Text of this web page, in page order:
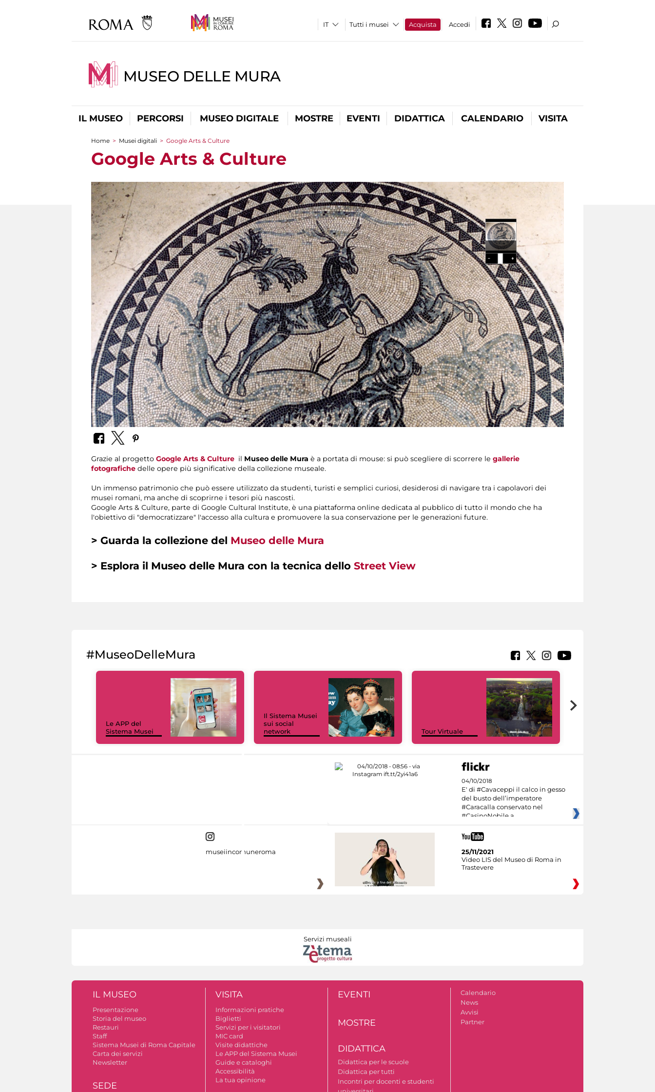
Tutti i musei Acquista Accedi
MUSEO DELLE MURA
IL MUSEO PERCORSI MUSEO DIGITALE MOSTRE EVENTI DIDATTICA CALENDARIO VISITA
Tu sei qui
Home > Musei digitali > Google Arts & Culture
Google Arts & Culture
Grazie al progetto Google Arts & Culture il Museo delle Mura è a portata di mouse: si può scegliere di scorrere le gallerie
fotografiche delle opere più significative della collezione museale.
Un immenso patrimonio che può essere utilizzato da studenti, turisti e semplici curiosi, desiderosi di navigare tra i capolavori dei
musei romani, ma anche di scoprirne i tesori più nascosti.
Google Arts & Culture, parte di Google Cultural Institute, è una piattaforma online dedicata al pubblico di tutto il mondo che ha
l'obiettivo di "democratizzare" l'accesso alla cultura e promuovere la sua conservazione per le generazioni future.
> Guarda la collezione del Museo delle Mura
> Esplora il Museo delle Mura con la tecnica dello Street View
#MuseoDelleMura
Le APP del
Sistema Musei
Il Sistema Musei
sui social
network
Tour Virtuale
04/10/2018
E' di #Cavaceppi il calco in gesso
del busto dell’imperatore
#Caracalla conservato nel
#CasinoNobile a
museiincomuneroma
25/11/2021
Video LIS del Museo di Roma in
Trastevere
Servizi museali
IL MUSEO
Presentazione
Storia del museo
Restauri
Staff
Sistema Musei di Roma Capitale
Carta dei servizi
Newsletter
SEDE
VISITA
Informazioni pratiche
Biglietti
Servizi per i visitatori
MIC card
Visite didattiche
Le APP del Sistema Musei
Guide e cataloghi
Accessibilità
La tua opinione
EVENTI
MOSTRE
DIDATTICA
Didattica per le scuole
Didattica per tutti
Incontri per docenti e studenti
Calendario
News
Avvisi
Partner